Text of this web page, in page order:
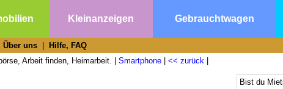
Kleinanzeigen Gebrauchtwagen
Über uns
Hilfe, FAQ
Arbeit finden, Heimarbeit. | Smartphone << zurück
Bist du